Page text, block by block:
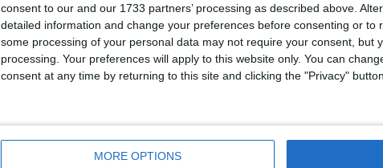
consent to our and our 1733 partners’ processing as described above.
detailed information and change your preferences before consenting or to
some processing of your personal data may not require your consent, but
processing. Your preferences will apply to this website only. You can
consent at any time by returning to this site and clicking the "Privacy"
MORE OPTIONS